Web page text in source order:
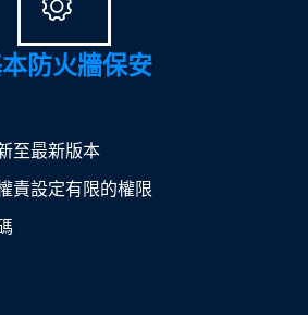
防火牆保安
至最新版本
責設定有限的權限